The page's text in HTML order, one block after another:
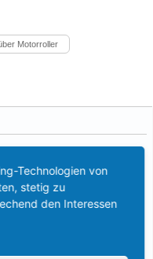
Motorroller
Technologien von
stetig zu
den Interessen